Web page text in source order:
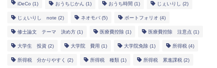
iDeCo (1) おうちじかん (1) おうち時間 (1) じぇいりし (2)
じぇいりし note (2) ネオモバ (5) ポートフォリオ (4)
修士論文 テーマ 決め方 (1) 医療費控除 (1) 医療費控除 注意点 (1)
大学生 投資 (2) 大学院 費用 (1) 大学院免除 (1) 所得税 (4)
所得税 分かりやすく (2) 所得税 種類 (1) 所得税 累進課税 (2)